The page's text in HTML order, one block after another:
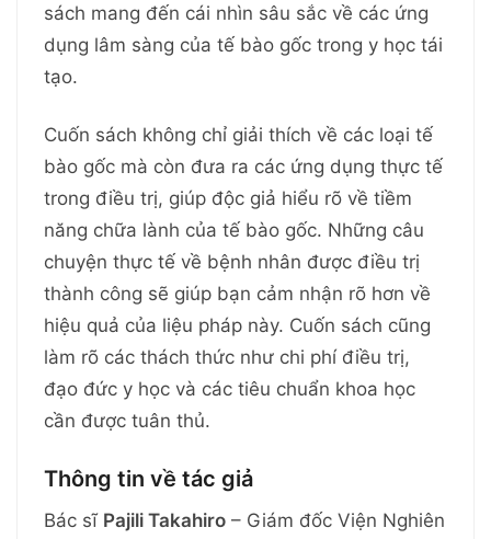
sách mang đến cái nhìn sâu sắc về các ứng
dụng lâm sàng của tế bào gốc trong y học tái
tạo.
Cuốn sách không chỉ giải thích về các loại tế
bào gốc mà còn đưa ra các ứng dụng thực tế
trong điều trị, giúp độc giả hiểu rõ về tiềm
năng chữa lành của tế bào gốc. Những câu
chuyện thực tế về bệnh nhân được điều trị
thành công sẽ giúp bạn cảm nhận rõ hơn về
hiệu quả của liệu pháp này. Cuốn sách cũng
làm rõ các thách thức như chi phí điều trị,
đạo đức y học và các tiêu chuẩn khoa học
cần được tuân thủ.
Thông tin về tác giả
Bác sĩ Pajili Takahiro – Giám đốc Viện Nghiên